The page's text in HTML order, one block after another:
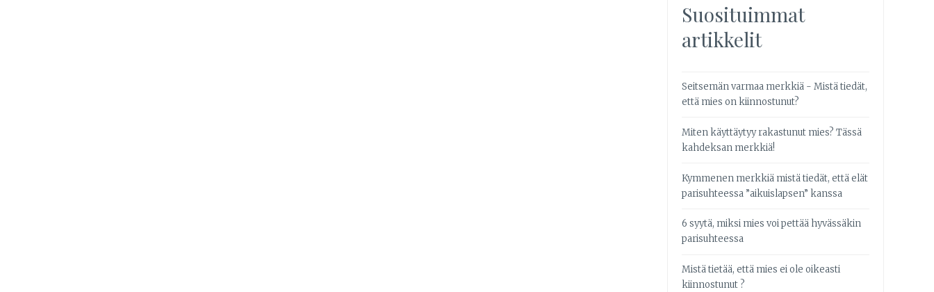
Suosituimmat
artikkelit
Seitsemän varmaa merkkiä - Mistä tiedät,
että mies on kiinnostunut?
Miten käyttäytyy rakastunut mies? Tässä
kahdeksan merkkiä!
Kymmenen merkkiä mistä tiedät, että elät
parisuhteessa ”aikuislapsen” kanssa
6 syytä, miksi mies voi pettää hyvässäkin
parisuhteessa
Mistä tietää, että mies ei ole oikeasti
kiinnostunut ?